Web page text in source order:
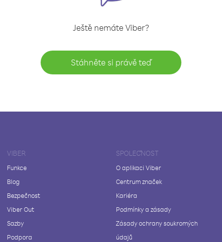
Ještě nemáte Viber?
Stáhněte si právě teď
VIBER
Funkce
Blog
Bezpečnost
Viber Out
Sazby
Podpora
SPOLEČNOST
O aplikaci Viber
Centrum značek
Kariéra
Podmínky a zásady
Zásady ochrany soukromých
údajů